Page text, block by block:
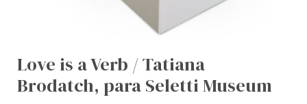
Love is a Verb / Tatiana
Brodatch, para Seletti Museum